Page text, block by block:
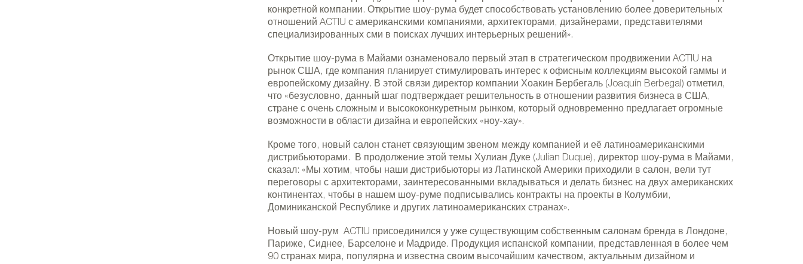
конкретной компании. Открытие шоу-рума будет способствовать установлению более доверительных
отношений ACTIU с американскими компаниями, архитекторами, дизайнерами, представителями
специализированных сми в поисках лучших интерьерных решений».
Открытие шоу-рума в Майами ознаменовало первый этап в стратегическом продвижении ACTIU на
рынок США, где компания планирует стимулировать интерес к офисным коллекциям высокой гаммы и
европейскому дизайну. В этой связи директор компании Хоакин Бербегаль (Joaquín Berbegal) отметил,
что «безусловно, данный шаг подтверждает решительность в отношении развития бизнеса в США,
стране с очень сложным и высококонкуретным рынком, который одновременно предлагает огромные
возможности в области дизайна и европейских «ноу-хау».
Кроме того, новый салон станет связующим звеном между компанией и её латиноамериканскими
дистрибьюторами. В продолжение этой темы Хулиан Дуке (Julian Duque), директор шоу-рума в Майами,
сказал: «Мы хотим, чтобы наши дистрибьюторы из Латинской Америки приходили в салон, вели тут
переговоры с архитекторами, заинтересованными вкладываться и делать бизнес на двух американских
континентах, чтобы в нашем шоу-руме подписывались контракты на проекты в Колумбии,
Доминиканской Республике и других латиноамериканских странах».
Новый шоу-рум ACTIU присоединился у уже существующим собственным салонам бренда в Лондоне,
Париже, Сиднее, Барселоне и Мадриде. Продукция испанской компании, представленная в более чем
90 странах мира, популярна и известна своим высочайшим качеством, актуальным дизайном и